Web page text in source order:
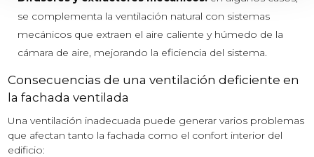
se complementa la ventilación natural con sistemas
mecánicos que extraen el aire caliente y húmedo de la
cámara de aire, mejorando la eficiencia del sistema.
Consecuencias de una ventilación deficiente en
la fachada ventilada
Una ventilación inadecuada puede generar varios problemas
que afectan tanto la fachada como el confort interior del
edificio: